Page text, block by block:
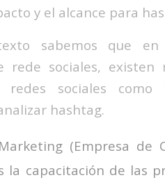
y el alcance para
sabemos que
rede sociales,
redes sociales
hashtag.
(Empresa de
la capacitación de las